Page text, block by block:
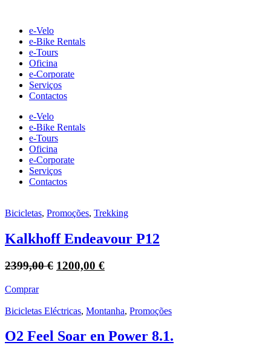
contente-Velo
e-Bike Rentals
e-Tours
Oficina
e-Corporate
Serviços
Contactos
e-Velo
e-Bike Rentals
e-Tours
Oficina
e-Corporate
Serviços
Contactos
Bicicletas, Promoções, Trekking
Kalkhoff Endeavour P12
2399,00€ 1200,00 €
Comprar
Bicicletas Eléctricas, Montanha, Promoções
O2 Feel Soar en Power 8.1.